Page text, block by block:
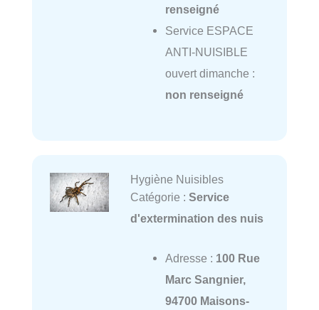
renseigné
Service ESPACE
ANTI-NUISIBLE
ouvert dimanche :
non renseigné
Hygiène Nuisibles
Catégorie : Service
d'extermination des nuis
Adresse : 100 Rue
Marc Sangnier,
94700 Maisons-